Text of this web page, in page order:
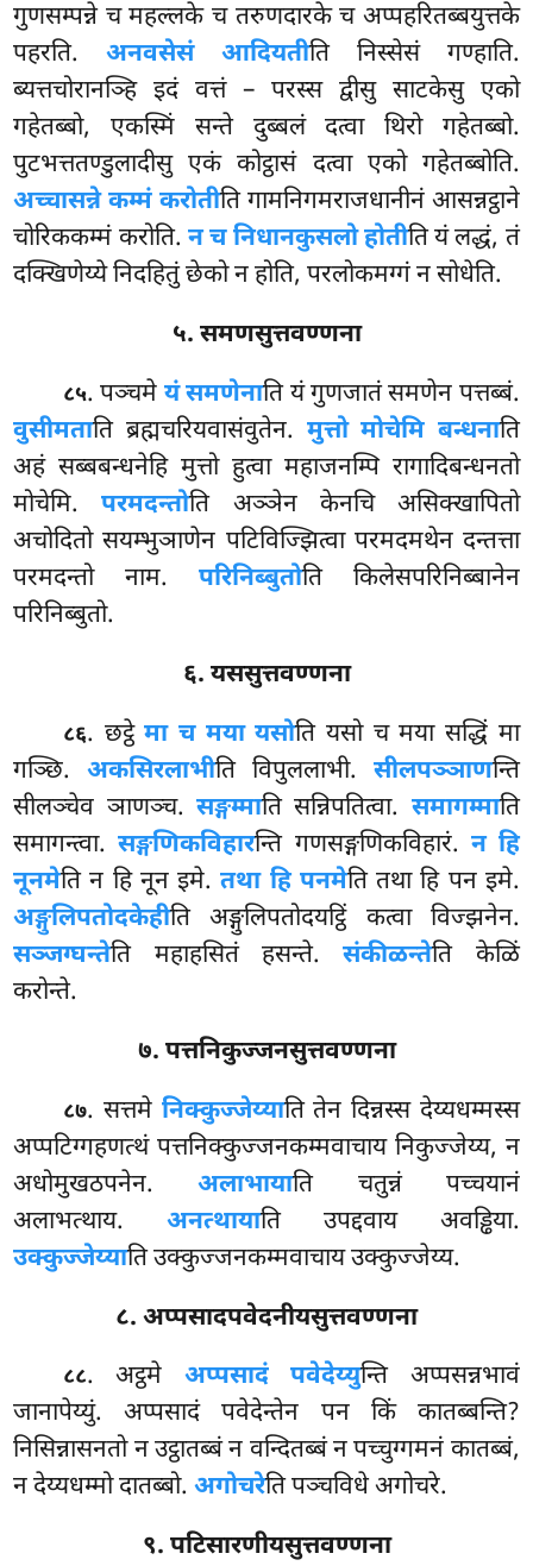
गुणसम्पन्ने च महल्लके च तरुणदारके च अप्पहरितब्बयुत्तके
पहरति.अनवसेसं आदियतीति निस्सेसं गण्हाति.
ब्यत्तचोरानञ्हि इदं वत्तं – परस्स द्वीसु साटकेसु एको
गहेतब्बो, एकस्मिं सन्ते दुब्बलं दत्वा थिरो गहेतब्बो.
पुटभत्ततण्डुलादीसु एकं कोट्ठासं दत्वा एको गहेतब्बोति.
अच्चासन्ने कम्मं करोतीति गामनिगमराजधानीनं आसन्नट्ठाने
चोरिककम्मं करोति. न च निधानकुसलो होतीति यं लद्धं, तं
दक्खिणेय्ये निदहितुं छेको न होति, परलोकमग्गं न सोधेति.
५. समणसुत्तवण्णना
८५. पञ्चमे यं समणेनाति यं गुणजातं समणेन पत्तब्बं.
वुसीमताति ब्रह्मचरियवासंवुतेन. मुत्तो मोचेमि बन्धनाति
अहं सब्बबन्धनेहि मुत्तो हुत्वा महाजनम्पि रागादिबन्धनतो
मोचेमि.परमदन्तोति अञ्ञेन केनचि असिक्खापितो
अचोदितो सयम्भुञाणेन पटिविज्झित्वा परमदमथेन दन्तत्ता
परमदन्तो नाम. परिनिब्बुतोति किलेसपरिनिब्बानेन
परिनिब्बुतो.
६. यससुत्तवण्णना
८६. छट्ठेमा च मया यसोति यसो च मया सद्धिं मा
गञ्छि.अकसिरलाभीति विपुललाभी. सीलपञ्ञाणन्ति
सीलञ्चेव ञाणञ्च. सङ्गम्माति सन्निपतित्वा. समागम्माति
समागन्त्वा.सङ्गणिकविहारन्ति गणसङ्गणिकविहारं. न हि
नूनमेति न हि नून इमे.तथा हि पनमेति तथा हि पन इमे.
अङ्गुलिपतोदकेहीति अङ्गुलिपतोदयट्ठिं कत्वा विज्झनेन.
सञ्जग्घन्तेति महाहसितं हसन्ते.संकीळन्तेति केळिं
करोन्ते.
७. पत्तनिकुज्जनसुत्तवण्णना
८७. सत्तमे निक्कुज्जेय्याति तेन दिन्नस्स देय्यधम्मस्स
अप्पटिग्गहणत्थं पत्तनिक्कुज्जनकम्मवाचाय निकुज्जेय्य, न
अधोमुखठपनेन.अलाभायाति चतुन्नं पच्चयानं
अलाभत्थाय.अनत्थायाति उपद्दवाय अवड्ढिया.
उक्कुज्जेय्याति उक्कुज्जनकम्मवाचाय उक्कुज्जेय्य.
८. अप्पसादपवेदनीयसुत्तवण्णना
८८. अट्ठमे अप्पसादं पवेदेय्युन्ति अप्पसन्नभावं
जानापेय्युं. अप्पसादं पवेदेन्तेन पन किं कातब्बन्ति?
निसिन्नासनतो न उट्ठातब्बं न वन्दितब्बं न पच्चुग्गमनं कातब्बं,
न देय्यधम्मो दातब्बो.अगोचरेति पञ्चविधे अगोचरे.
९. पटिसारणीयसुत्तवण्णना